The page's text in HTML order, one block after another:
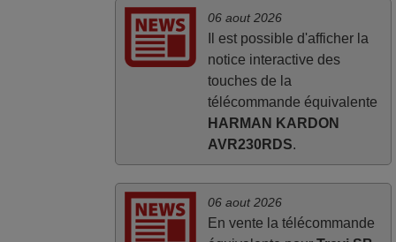
06 aout 2026
Il est possible d'afficher la
notice interactive des
touches de la
télécommande équivalente
HARMAN KARDON
AVR230RDS.
06 aout 2026
En vente la télécommande